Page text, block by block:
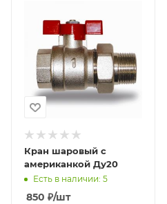
Кран шаровый с
американкой Ду20
Есть в наличии: 5
850 ₽/шт